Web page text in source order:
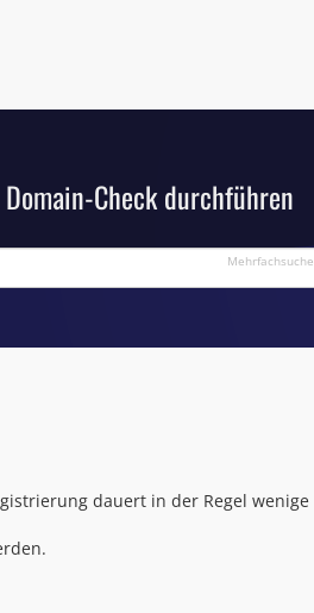
Check durchführen
Mehrfachsuche
dauert in der Regel wenige